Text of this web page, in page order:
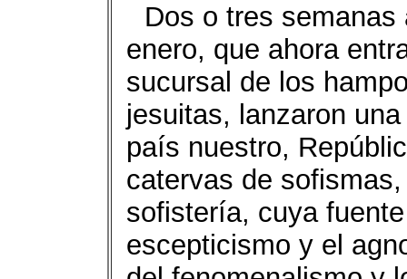
Dos o tres
enero, que ahora
sucursal de los
jesuitas, lanzaron
país nuestro,
catervas de
sofistería, cuya
escepticismo y el